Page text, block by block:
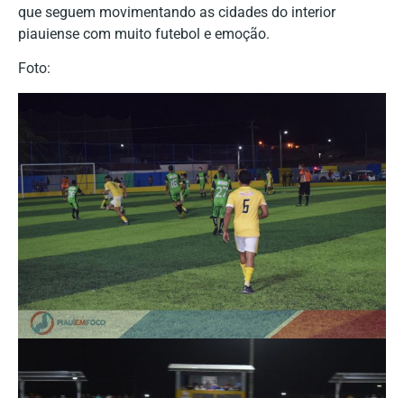
que seguem movimentando as cidades do interior
piauiense com muito futebol e emoção.
Foto: